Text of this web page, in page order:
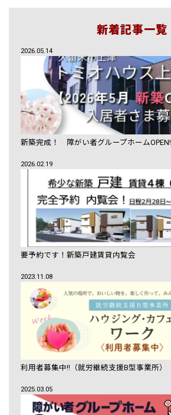
新着記事一覧
2026.05.14
新築完成！ 障がい者グループホームOPEN!
2026.02.19
要予約です！新築戸建賃貸内覧会
2023.11.08
利用者募集中!!（就労継続支援B型事業所）
2025.03.05